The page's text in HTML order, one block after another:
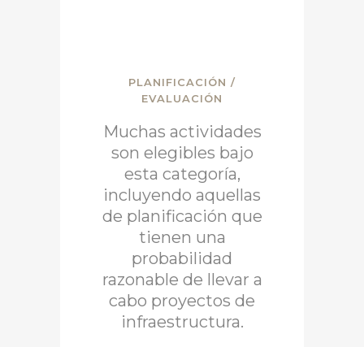
PLANIFICACIÓN /
EVALUACIÓN
Muchas actividades
son elegibles bajo
esta categoría,
incluyendo aquellas
de planificación que
tienen una
probabilidad
razonable de llevar a
cabo proyectos de
infraestructura.